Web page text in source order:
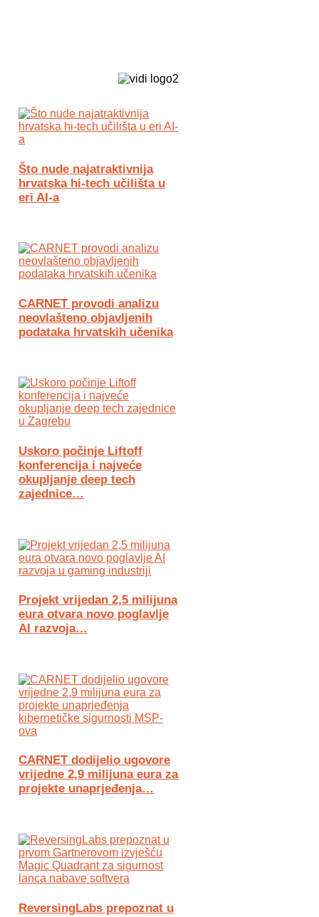
Što nude najatraktivnija
hrvatska hi-tech učilišta u
eri AI-a
CARNET provodi analizu
neovlašteno objavljenih
podataka hrvatskih učenika
Uskoro počinje Liftoff
konferencija i najveće
okupljanje deep tech
zajednice…
Projekt vrijedan 2,5 milijuna
eura otvara novo poglavlje
AI razvoja…
CARNET dodijelio ugovore
vrijedne 2,9 milijuna eura za
projekte unaprjeđenja…
ReversingLabs prepoznat u